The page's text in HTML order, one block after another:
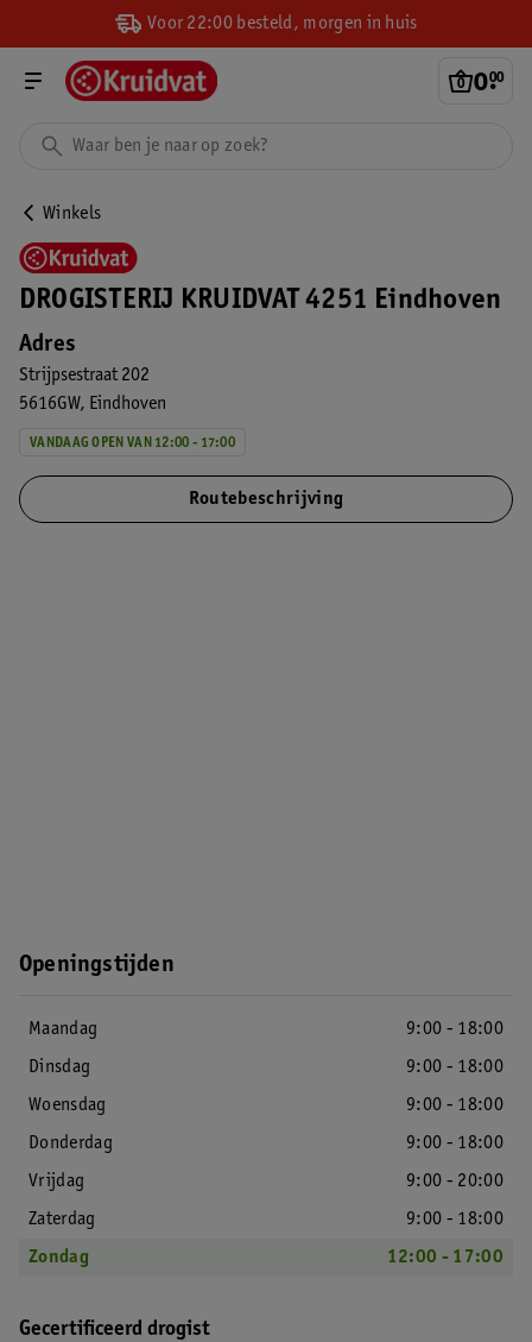
Voor 22:00 besteld, morgen in huis
0.
00
Winkels
DROGISTERIJ KRUIDVAT 4251 Eindhoven
Adres
Strijpsestraat 202
5616GW
Eindhoven
VANDAAG OPEN VAN 12:00 - 17:00
Routebeschrijving
Openingstijden
Maandag
9:00 - 18:00
Dinsdag
9:00 - 18:00
Woensdag
9:00 - 18:00
Donderdag
9:00 - 18:00
Vrijdag
9:00 - 20:00
Zaterdag
9:00 - 18:00
Zondag
12:00 - 17:00
Gecertificeerd drogist